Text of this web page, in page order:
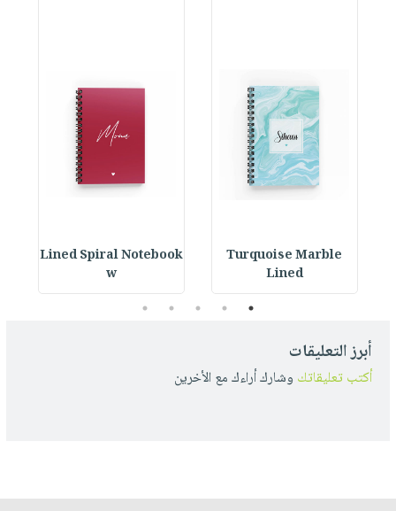
Turquoise Marble
Lined
Lined Spiral Notebook
w
1
2
3
4
5
أبرز التعليقات
أكتب تعليقاتك وشارك أراءك مع الأخرين